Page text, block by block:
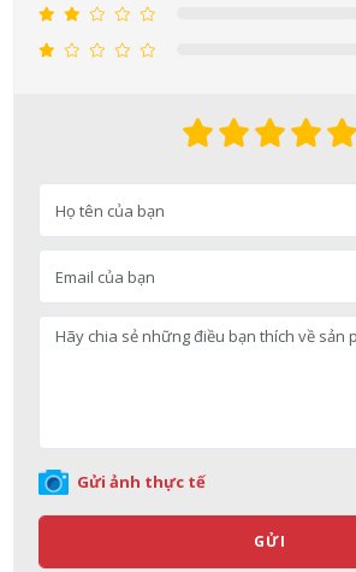
Gửi ảnh thực tế
GỬI
Nguyễn Nhật Quang đã mua sản phẩm
Soap dạng túi 400ml Nhật Bản
07/08/2026